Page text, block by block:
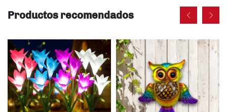
Productos recomendados